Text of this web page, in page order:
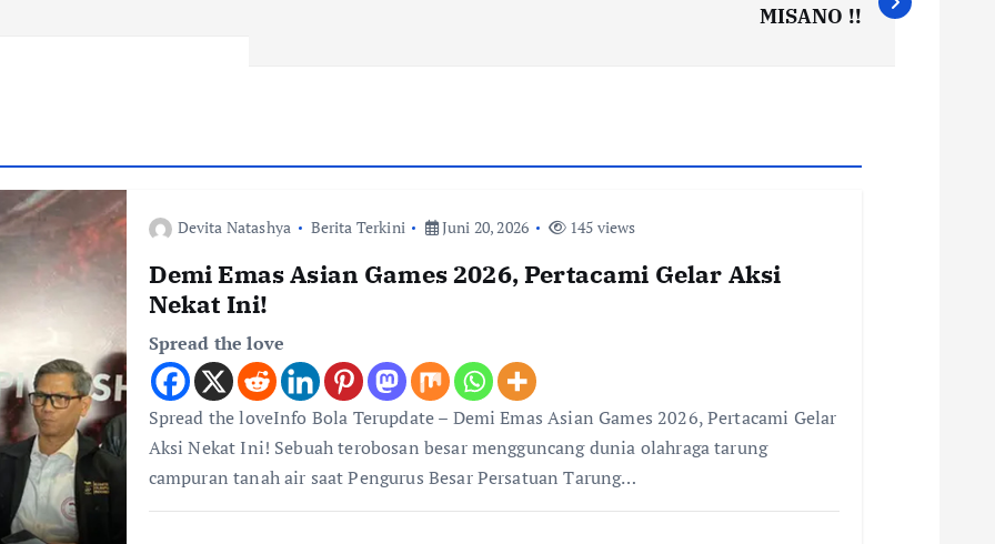
MISANO !!
Devita Natashya Berita Terkini Juni 20, 2026 145 views
Demi Emas Asian Games 2026, Pertacami Gelar Aksi
Nekat Ini!
Spread the love
Spread the loveInfo Bola Terupdate – Demi Emas Asian Games 2026, Pertacami Gelar
Aksi Nekat Ini! Sebuah terobosan besar mengguncang dunia olahraga tarung
campuran tanah air saat Pengurus Besar Persatuan Tarung…